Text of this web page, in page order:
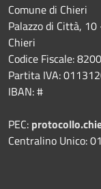
Comune di Chieri
Palazzo di Città,
Chieri
Codice Fiscale:
Partita IVA:
IBAN: #
PEC:
Centralino Unico: